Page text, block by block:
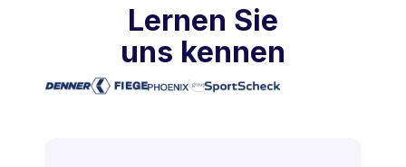
Lernen Sie
uns kennen